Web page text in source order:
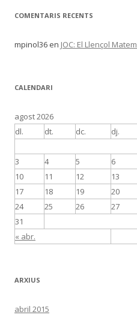
COMENTARIS RECENTS
mpinol36 en JOC: El Llençol
CALENDARI
agost 2026
dl.
dt. dc. dj.
« abr.
3
4 5 6
10
11 12 13
17
18 19 20
24
25 26 27
31
ARXIUS
abril 2015